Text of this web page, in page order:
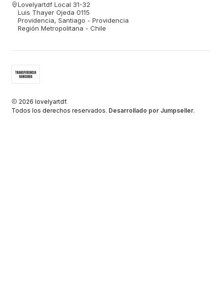
Lovelyartdf Local 31-32
Luis Thayer Ojeda 0115
Providencia, Santiago - Providencia
Región Metropolitana - Chile
2026 lovelyartdf.
Todos los derechos reservados. Desarrollado por Jumpseller.